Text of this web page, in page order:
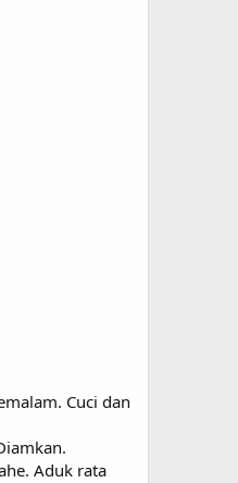
Cuci dan
Aduk rata